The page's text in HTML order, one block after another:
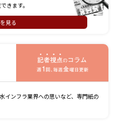
きます。
見る
インフラ業界への思いなど、専門紙の